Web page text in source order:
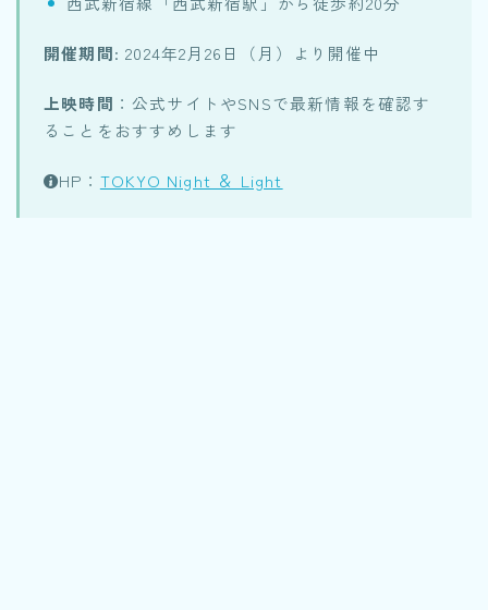
開催期間: 2024年2月26日（月）より開催中
上映時間 ：公式サイトやSNSで最新情報を確認す
ることをおすすめします
HP： TOKYO Night ＆ Light